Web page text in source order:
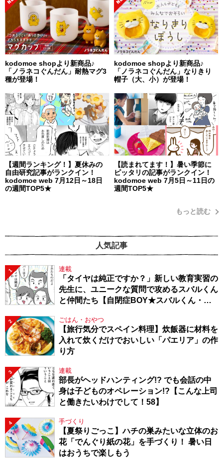
kodomoe shopより新商品♪
「ノラネコぐんだん」耐熱マグ3
種が登場！
kodomoe shopより新商品♪
「ノラネコぐんだん」なりきり
帽子（大、小）が登場！
【週間ランキング！】夏休みの
自由研究記事がランクイン！
kodomoe web 7月12日～18日
の週間TOP5★
【読まれてます！】暑い季節に
ピッタリの記事がランクイン！
kodomoe web 7月5日～11日の
週間TOP5★
もっと読む
人気記事
1 連載
「タイヤは純正ですか？」新しい教育実習の
先生に、ユニークな質問で攻めるスバルくん
と仲間たち【自閉症BOY★スバルくん・
2 ごはん・おやつ
【旅行気分でスペイン料理】炊飯器に材料を
入れて炊くだけでおいしい「パエリア」の作
り方
3 連載
部長がヘッドハンティング!? でも会話の中
身は子どものオペレーション!?【こんな上司
と働きたいわけでして！58】
4 手づくり
【夏祭りごっこ】ハチの巣みたいな立体のお
花「でんぐり紙の花」を手づくり！ 暑い日
はおうちで楽しもう